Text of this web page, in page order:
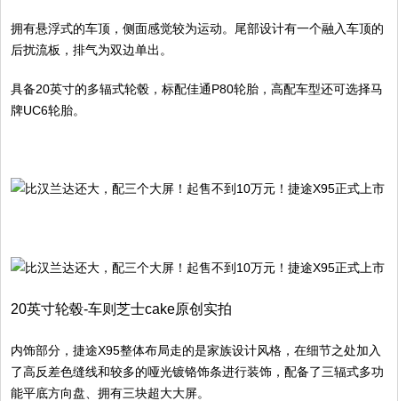
拥有悬浮式的车顶，侧面感觉较为运动。尾部设计有一个融入车顶的
后扰流板，排气为双边单出。
具备20英寸的多辐式轮毂，标配佳通P80轮胎，高配车型还可选择马
牌UC6轮胎。
20英寸轮毂-车则芝士cake原创实拍
内饰部分，捷途X95整体布局走的是家族设计风格，在细节之处加入
了高反差色缝线和较多的哑光镀铬饰条进行装饰，配备了三辐式多功
能平底方向盘、拥有三块超大大屏。